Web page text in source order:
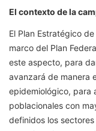
El contexto de la
El Plan Estratégico
marco del Plan
este aspecto, para
avanzará de manera
epidemiológico, para
poblacionales con
definidos los